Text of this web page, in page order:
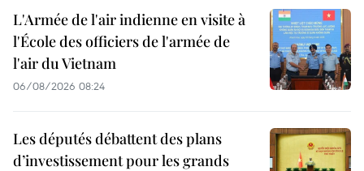
L'Armée de l'air indienne en visite à
l'École des officiers de l'armée de
l'air du Vietnam
06/08/2026 08:24
Les députés débattent des plans
d’investissement pour les grands